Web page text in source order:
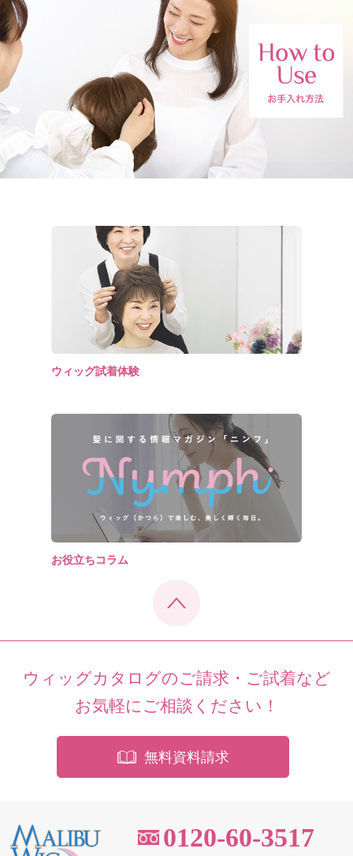
ウィッグ試着体験
お役立ちコラム
ウィッグカタログのご請求・ご試着など
お気軽にご相談ください！
無料資料請求
0120-60-3517